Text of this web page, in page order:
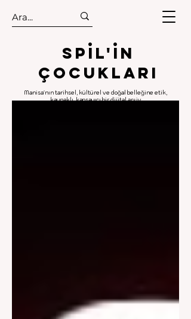
.
.
Spıl'in
Çocukları
Manisa'nın tarihsel, kültürel ve doğal belleğine etik,
kaynaklı, kapsayıcı bir dijital arşiv